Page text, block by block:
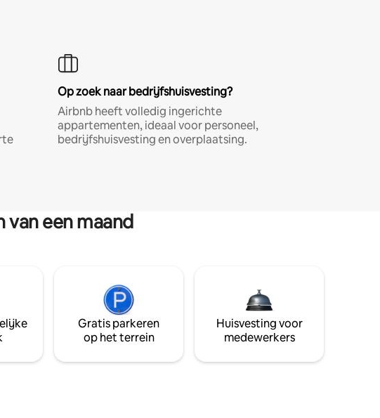
Op zoek naar bedrijfshuisvesting?
Airbnb heeft volledig ingerichte
appartementen, ideaal voor personeel,
bedrijfshuisvesting en overplaatsing.
van een maand
Gratis parkeren
op het terrein
Huisvesting voor
medewerkers